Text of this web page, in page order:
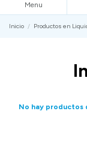
Menu
Inicio Productos en
No hay productos